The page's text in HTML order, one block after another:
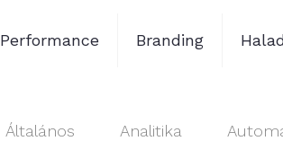
Performance Branding
Általános Analitika